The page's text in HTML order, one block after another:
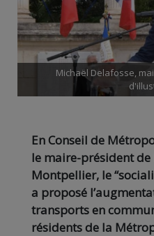
Michaël Delafosse,
En Conseil de
le maire-président
Montpellier, le
a proposé
transports en
résidents de la